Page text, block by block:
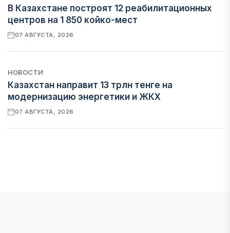
В Казахстане построят 12 реабилитационных
центров на 1 850 койко-мест
07 АВГУСТА, 2026
НОВОСТИ
Казахстан направит 13 трлн тенге на
модернизацию энергетики и ЖКХ
07 АВГУСТА, 2026